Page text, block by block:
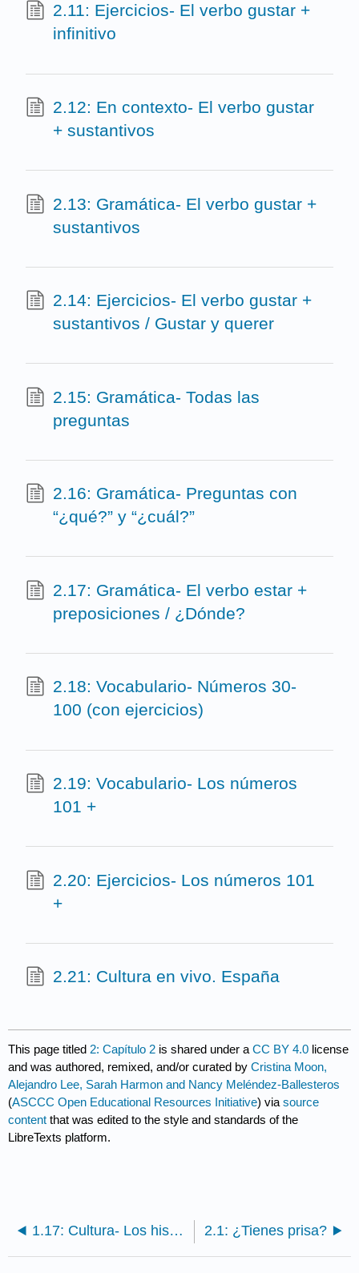
2.11: Ejercicios- El verbo gustar +
infinitivo
2.12: En contexto- El verbo gustar
+ sustantivos
2.13: Gramática- El verbo gustar +
sustantivos
2.14: Ejercicios- El verbo gustar +
sustantivos / Gustar y querer
2.15: Gramática- Todas las
preguntas
2.16: Gramática- Preguntas con
“¿qué?” y “¿cuál?”
2.17: Gramática- El verbo estar +
preposiciones / ¿Dónde?
2.18: Vocabulario- Números 30-
100 (con ejercicios)
2.19: Vocabulario- Los números
101 +
2.20: Ejercicios- Los números 101
+
2.21: Cultura en vivo. España
This page titled 2: Capítulo 2 is shared under aCC BY 4.0 license
and was authored, remixed, and/or curated byCristina Moon,
Alejandro Lee, Sarah Harmon and Nancy Meléndez-Ballesteros
(ASCCC Open Educational Resources Initiative) viasource
content that was edited to the style and standards of the
LibreTexts platform.
1.17: Cultura- Los hispanos en los Estados Unidos 2.1: ¿Tienes prisa?